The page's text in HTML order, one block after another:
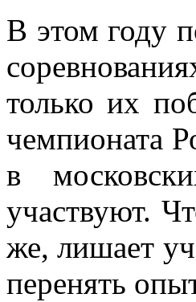
В этом году
только их
чемпионата
в
участвуют.
же, лишает
перенять